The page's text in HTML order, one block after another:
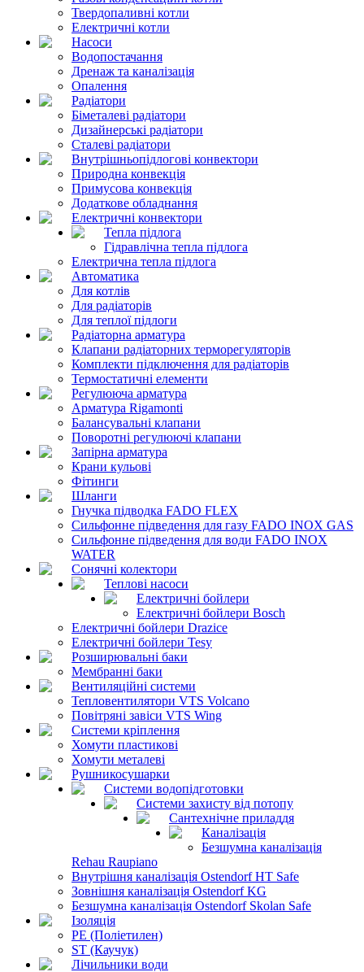
Твердопаливні котли
Електричні котли
Насоси
Водопостачання
Дренаж та каналізація
Опалення
Радіатори
Біметалеві радіатори
Дизайнерські радіатори
Сталеві радіатори
Внутрішньопідлогові конвектори
Природна конвекція
Примусова конвекція
Додаткове обладнання
Електричні конвектори
Тепла підлога
Гідравлічна тепла підлога
Електрична тепла підлога
Автоматика
Для котлів
Для радіаторів
Для теплої підлоги
Радіаторна арматура
Клапани радіаторних терморегуляторів
Комплекти підключення для радіаторів
Термостатичні елементи
Регулююча арматура
Арматура Rigamonti
Балансувальні клапани
Поворотні регулюючі клапани
Запірна арматура
Крани кульові
Фітинги
Шланги
Гнучка підводка FADO FLEX
Сильфонне підведення для газу FADO INOX GAS
Сильфонне підведення для води FADO INOX
WATER
Сонячні колектори
Теплові насоси
Електричні бойлери
Електричні бойлери Bosch
Електричні бойлери Drazice
Електричні бойлери Tesy
Розширювальні баки
Мембранні баки
Вентиляційні системи
Тепловентилятори VTS Volcano
Повітряні завіси VTS Wing
Системи кріплення
Хомути пластикові
Хомути металеві
Рушникосушарки
Системи водопідготовки
Системи захисту від потопу
Сантехнічне приладдя
Каналізація
Безшумна каналізація
Rehau Raupiano
Внутрішня каналізація Ostendorf HT Safe
Зовнішня каналізація Ostendorf KG
Безшумна каналізація Ostendorf Skolan Safe
Ізоляція
PE (Поліетилен)
ST (Каучук)
Лічильники води